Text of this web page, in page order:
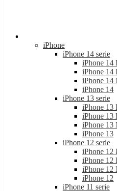
iPhone 14
iPhone 13 serie
iPhone 13
iPhone 13
iPhone 13
iPhone 13
iPhone 12 serie
iPhone 12
iPhone 12
iPhone 12
iPhone 12
iPhone 11 serie
iPhone 11
iPhone 11
iPhone 11
iPhone X serie